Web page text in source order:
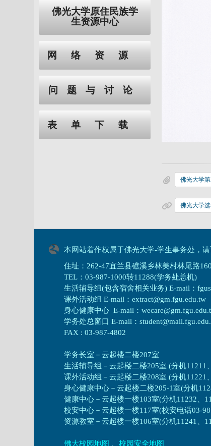
佛光大学原住民族学
生资源中心
网络资源
问题与讨论
表单下载
佛光大学
本网站着作权属于佛光大学-学生事务处，
住址：262-47宜兰县礁溪乡林美村林尾路
TEL：03-987-1000转11288(学务处总机)
生活辅导组(包含宿舍相关业务) E-mail：
课外活动组 E-mail：extract@gm.fgu.edu.tw
身心健康中心 E-mail：
学务处总窗口 E-mail：
FAX : 03-987-4802
学务长室－云起楼二楼207室
生活辅导组 － 云起楼二楼205室 (分机11211
课外活动组 － 云起楼二楼208室 (分机11221
身心健康中心 － 云起楼二楼205-1室(分机
健康中心－ 云起楼一楼103室(分机11232、
校安中心－ 云起楼一楼117室(校安电话03-
资源教室 － 云起楼一楼106室(分机11241、
佛大校园地图 、校园安全地图